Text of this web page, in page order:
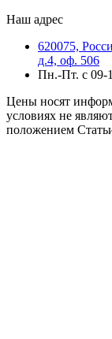
Наш адрес
620075,
д.4, оф. 506
Пн.-Пт. с 09-
Цены носят
условиях не
положением